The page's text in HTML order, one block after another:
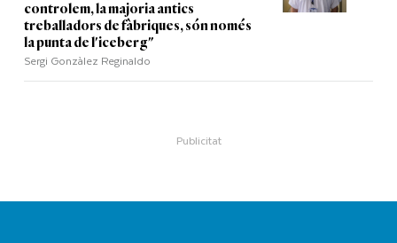
controlem, la majoria antics
treballadors de fàbriques, són només
la punta de l'iceberg"
Sergi Gonzàlez Reginaldo